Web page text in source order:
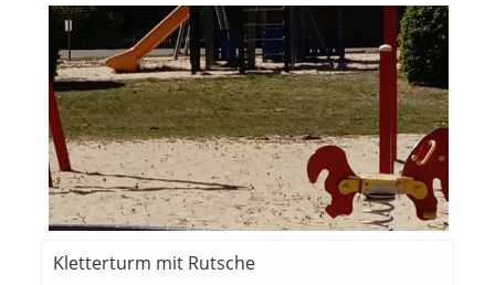
Kletterturm mit Rutsche